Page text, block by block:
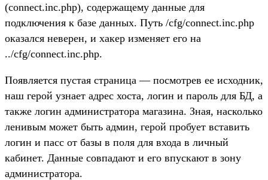
(connect.inc.php), содержащему данные для
подключения к базе данных. Путь /cfg/connect.inc.php
оказался неверен, и хакер изменяет его на
../cfg/connect.inc.php.
Появляется пустая страница — посмотрев ее исходник,
наш герой узнает адрес хоста, логин и пароль для БД, а
также логин администратора магазина. Зная, насколько
ленивым может быть админ, герой пробует вставить
логин и пасс от базы в поля для входа в личный
кабинет. Данные совпадают и его впускают в зону
администратора.